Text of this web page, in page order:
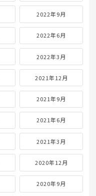
2022年9月
2022年6月
2022年3月
2021年12月
2021年9月
2021年6月
2021年3月
2020年12月
2020年9月